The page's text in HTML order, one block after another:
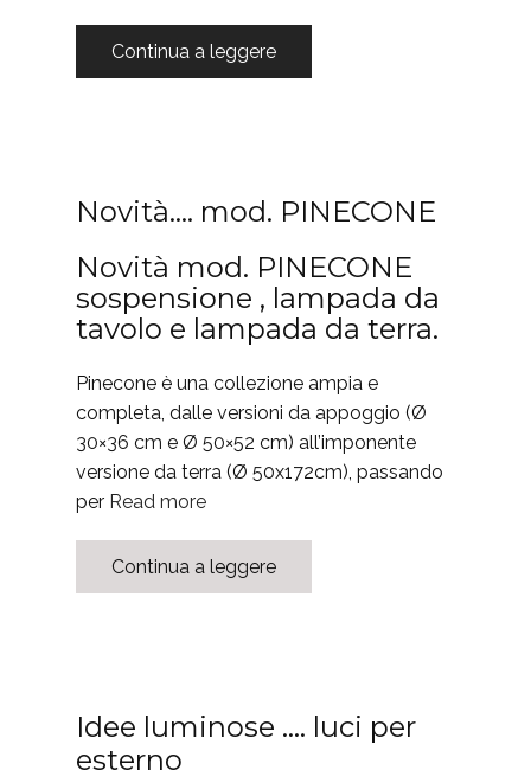
Continua a leggere
Novità…. mod. PINECONE
Novità mod. PINECONE
sospensione , lampada da
tavolo e lampada da terra.
Pinecone è una collezione ampia e
completa, dalle versioni da appoggio (Ø
30×36 cm e Ø 50×52 cm) all’imponente
versione da terra (Ø 50x172cm), passando
per Read more
Continua a leggere
Idee luminose …. luci per
esterno